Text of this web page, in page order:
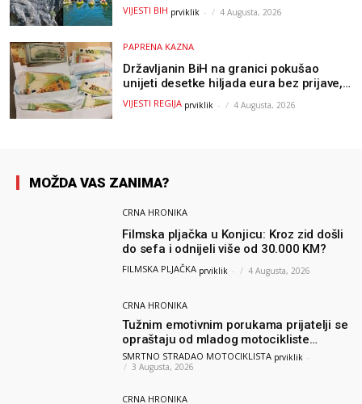
outdoor avanture ovog ljeta
VIJESTI BIH prviklik - 4 Augusta, 2026
PAPRENA KAZNA
Državljanin BiH na granici pokušao
unijeti desetke hiljada eura bez prijave,
uslijedila “paprena” kazna
VIJESTI REGIJA prviklik - 4 Augusta, 2026
MOŽDA VAS ZANIMA?
CRNA HRONIKA
Filmska pljačka u Konjicu: Kroz zid došli
do sefa i odnijeli više od 30.000 KM?
FILMSKA PLJAČKA prviklik - 4 Augusta, 2026
CRNA HRONIKA
Tužnim emotivnim porukama prijatelji se
opraštaju od mladog motocikliste
Husnije Porča
SMRTNO STRADAO MOTOCIKLISTA prviklik -
3 Augusta, 2026
CRNA HRONIKA